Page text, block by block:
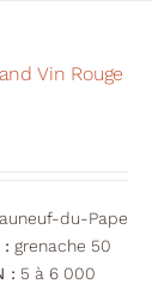
Vin Rouge
du-Pape
: grenache 50
: 5 à 6 000